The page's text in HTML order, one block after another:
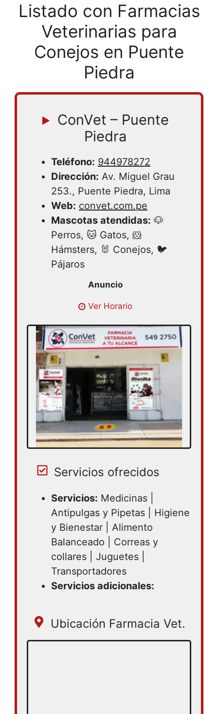
Listado con Farmacias
Veterinarias para
Conejos en Puente
Piedra
ConVet – Puente
Piedra
Teléfono: 944978272
Dirección: Av. Miguel Grau
253., Puente Piedra, Lima
Web: convet.com.pe
Mascotas atendidas: 🐶
Perros, 🐱 Gatos, 🐹
Hámsters, 🐰 Conejos, 🐦
Pájaros
Lunes 08:30 – 18:30 | Martes 08:30 –
08:30 – 18:30 | Viernes 08:30 – 18:30 |
Sábado 08:30 – 18:30 | Domingo cerrado
Ver Horario
Servicios ofrecidos
Servicios: Medicinas |
Antipulgas y Pipetas | Higiene
y Bienestar | Alimento
Balanceado | Correas y
collares | Juguetes |
Transportadores
Servicios adicionales:
Ubicación Farmacia Vet.